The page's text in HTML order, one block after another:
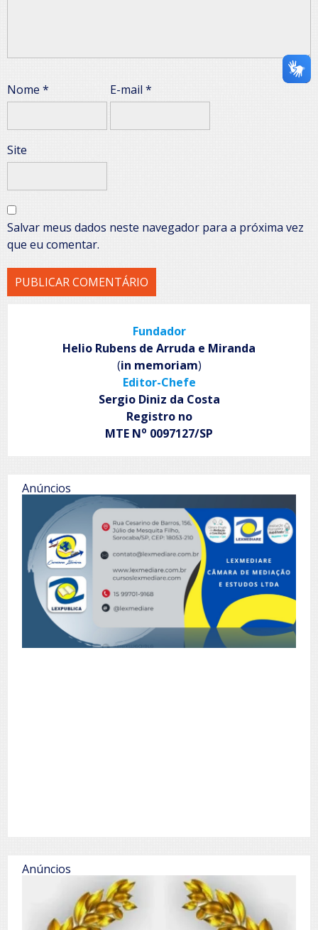
Nome * E-mail*
Site
Salvar meus dados neste navegador para a próxima vez
que eu comentar.
Fundador
Helio Rubens de Arruda e Miranda
(in memoriam)
Editor-Chefe
Sergio Diniz da Costa
Registro no
MTE No 0097127/SP
Anúncios
Anúncios